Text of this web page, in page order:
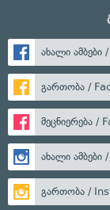
ახალი ამბები
გართობა /
მეცნიერება /
ახალი
გართობა /